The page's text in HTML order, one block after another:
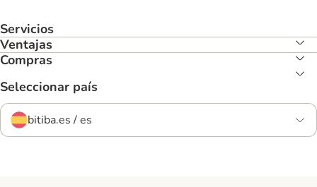
Servicios
Ventajas
Compras
Seleccionar país
bitiba.es / es